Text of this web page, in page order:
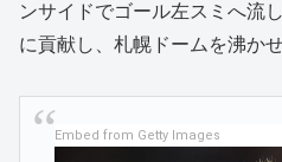
ンサイドでゴール左スミへ流
に貢献し、札幌ドームを沸かせ
Embed from Getty Images